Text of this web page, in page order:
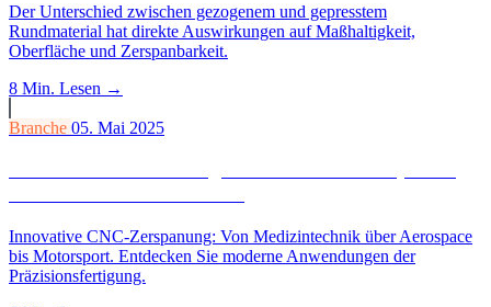
Der Unterschied zwischen gezogenem und gepresstem
Rundmaterial hat direkte Auswirkungen auf Maßhaltigkeit,
Oberfläche und Zerspanbarkeit.
8 Min. Lesen →
Branche 05. Mai 2025
Innovative CNC-Zerspanung: Von Medizintechnik über Aerospace
bis Motorsport. Entdecken Sie moderne Anwendungen der
Präzisionsfertigung.